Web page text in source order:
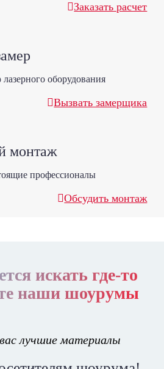
Заказать расчет
оборудования
Вызвать замерщика
монтаж
профессионалы
Обсудить монтаж
искать где-то
наши шоурумы
лучшие материалы